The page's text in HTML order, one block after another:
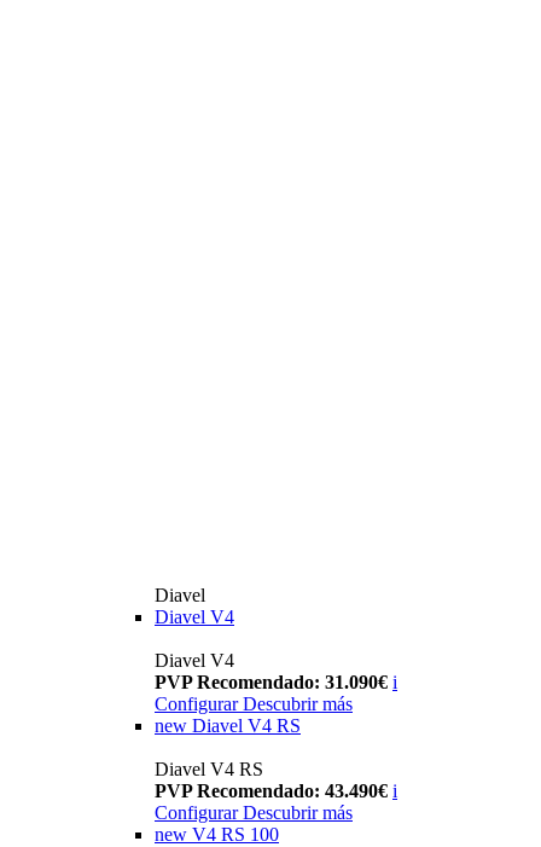
Diavel
Diavel V4
Diavel V4
PVP Recomendado: 31.090€ i
Configurar Descubrir más
new Diavel V4 RS
Diavel V4 RS
PVP Recomendado: 43.490€ i
Configurar Descubrir más
new V4 RS 100